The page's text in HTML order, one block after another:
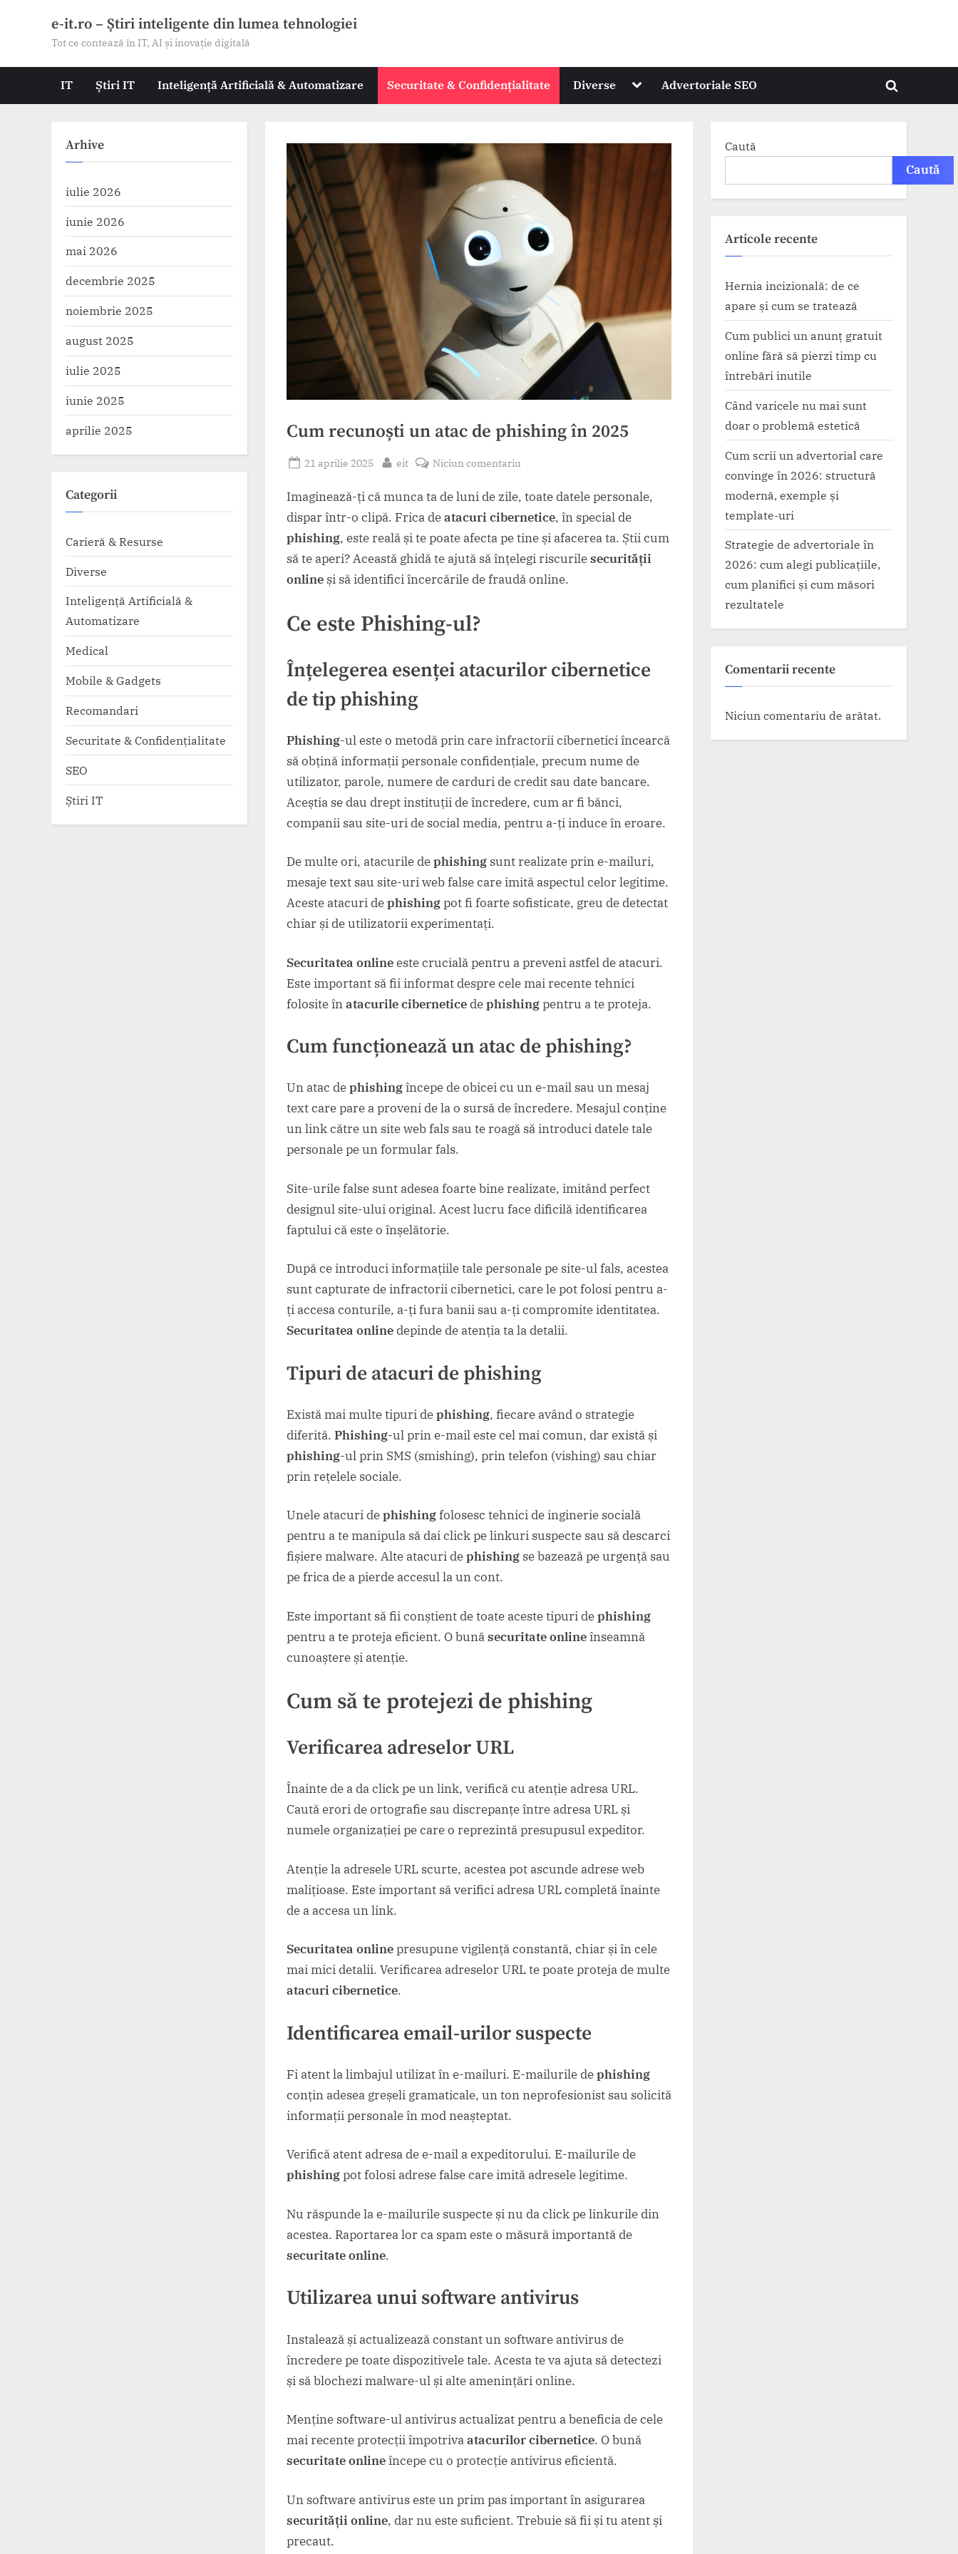
e-it.ro – Știri inteligente din lumea tehnologiei
Tot ce contează în IT, AI și inovație digitală
IT Știri IT Inteligență Artificială & Automatizare Securitate & Confidențialitate Diverse Toggle
menu
Advertoriale SEO
Toggle
Cum recunoști un atac de phishing în 2025
Posted
21 aprilie 2025 By
eit Niciun comentariu
recunoști
un
atac
phishing
în
Imaginează-ți că munca ta de luni de zile, toate datele personale,
dispar într-o clipă. Frica deatacuri cibernetice, în special de
phishing, este reală și te poate afecta pe tine și afacerea ta. Știi cum
să te aperi? Această ghidă te ajută să înțelegi riscurilesecurității
online și să identifici încercările de fraudă online.
Ce este Phishing-ul?
Înțelegerea esenței atacurilor cibernetice
de tipphishing
Phishing-ul este o metodă prin care infractorii cibernetici încearcă
să obțină informații personale confidențiale, precum nume de
utilizator, parole, numere de carduri de credit sau date bancare.
Aceștia se dau drept instituții de încredere, cum ar fi bănci,
companii sau site-uri de social media, pentru a-ți induce în eroare.
De multe ori, atacurile dephishing sunt realizate prin e-mailuri,
mesaje text sau site-uri web false care imită aspectul celor legitime.
Aceste atacuri dephishingpot fi foarte sofisticate, greu de detectat
chiar și de utilizatorii experimentați.
Securitatea onlineeste crucială pentru a preveni astfel de atacuri.
Este important să fii informat despre cele mai recente tehnici
folosite înatacurile ciberneticedephishingpentru a te proteja.
Cum funcționează un atac de phishing?
Un atac dephishingîncepe de obicei cu un e-mail sau un mesaj
text care pare a proveni de la o sursă de încredere. Mesajul conține
un link către un site web fals sau te roagă să introduci datele tale
personale pe un formular fals.
Site-urile false sunt adesea foarte bine realizate, imitând perfect
designul site-ului original. Acest lucru face dificilă identificarea
faptului că este o înșelătorie.
După ce introduci informațiile tale personale pe site-ul fals, acestea
sunt capturate de infractorii cibernetici, care le pot folosi pentru a-
ți accesa conturile, a-ți fura banii sau a-ți compromite identitatea.
Securitatea onlinedepinde de atenția ta la detalii.
Tipuri de atacuri de phishing
Există mai multe tipuri dephishing, fiecare având o strategie
diferită. Phishing-ul prin e-mail este cel mai comun, dar există și
phishing-ul prin SMS (smishing), prin telefon (vishing) sau chiar
prin rețelele sociale.
Unele atacuri dephishingfolosesc tehnici de inginerie socială
pentru a te manipula să dai click pe linkuri suspecte sau să descarci
fișiere malware. Alte atacuri dephishing se bazează pe urgență sau
pe frica de a pierde accesul la un cont.
Este important să fii conștient de toate aceste tipuri dephishing
pentru a te proteja eficient. O bunăsecuritate onlineînseamnă
cunoaștere și atenție.
Cum să te protejezi de phishing
Verificarea adreselor URL
Înainte de a da click pe un link, verifică cu atenție adresa URL.
Caută erori de ortografie sau discrepanțe între adresa URL și
numele organizației pe care o reprezintă presupusul expeditor.
Atenție la adresele URL scurte, acestea pot ascunde adrese web
malițioase. Este important să verifici adresa URL completă înainte
de a accesa un link.
Securitatea onlinepresupune vigilență constantă, chiar și în cele
mai mici detalii. Verificarea adreselor URL te poate proteja de multe
atacuri cibernetice.
Identificarea email-urilor suspecte
Fi atent la limbajul utilizat în e-mailuri. E-mailurile dephishing
conțin adesea greșeli gramaticale, un ton neprofesionist sau solicită
informații personale în mod neașteptat.
Verifică atent adresa de e-mail a expeditorului. E-mailurile de
phishingpot folosi adrese false care imită adresele legitime.
Nu răspunde la e-mailurile suspecte și nu da click pe linkurile din
acestea. Raportarea lor ca spam este o măsură importantă de
securitate online.
Utilizarea unui software antivirus
Instalează și actualizează constant un software antivirus de
încredere pe toate dispozitivele tale. Acesta te va ajuta să detectezi
și să blochezi malware-ul și alte amenințări online.
Menține software-ul antivirus actualizat pentru a beneficia de cele
mai recente protecții împotrivaatacurilor cibernetice. O bună
securitate onlineîncepe cu o protecție antivirus eficientă.
Un software antivirus este un prim pas important în asigurarea
securității online, dar nu este suficient. Trebuie să fii și tu atent și
precaut.
Arhive
iulie 2026
iunie 2026
mai 2026
decembrie 2025
noiembrie 2025
august 2025
iulie 2025
iunie 2025
aprilie 2025
Categorii
Carieră & Resurse
Diverse
Inteligență Artificială &
Automatizare
Medical
Mobile & Gadgets
Recomandari
Securitate & Confidențialitate
SEO
Știri IT
Caută
Caută
Articole recente
Hernia incizională: de ce
apare și cum se tratează
Cum publici un anunț gratuit
online fără să pierzi timp cu
întrebări inutile
Când varicele nu mai sunt
doar o problemă estetică
Cum scrii un advertorial care
convinge în 2026: structură
modernă, exemple și
template-uri
Strategie de advertoriale în
2026: cum alegi publicațiile,
cum planifici și cum măsori
rezultatele
Comentarii recente
Niciun comentariu de arătat.